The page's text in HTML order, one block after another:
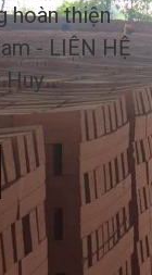
hoàn thiện
- LIÊN HỆ
Huy